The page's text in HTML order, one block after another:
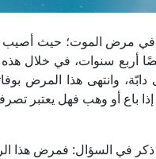
في مرض الموت؛ حيث
أربع سنوات، في خلال هذه
دابّة، وانتهى هذا المرض
باع أو وهب فهل يعتبر
في السؤال: فمرض هذا